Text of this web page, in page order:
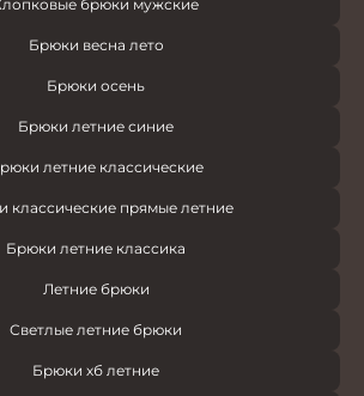
брюки мужские
Брюки весна лето
Брюки осень
Брюки летние синие
летние классические
классические прямые летние
Брюки летние классика
Летние брюки
Светлые летние брюки
Брюки хб летние